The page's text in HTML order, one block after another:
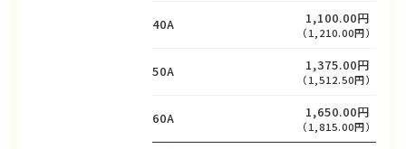
40A 1,100.00円
（1,210.00円）
50A 1,375.00円
（1,512.50円）
60A 1,650.00円
（1,815.00円）